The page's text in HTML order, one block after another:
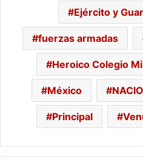
Ejército y
fuerzas armadas
Heroico Colegio
México
Principal